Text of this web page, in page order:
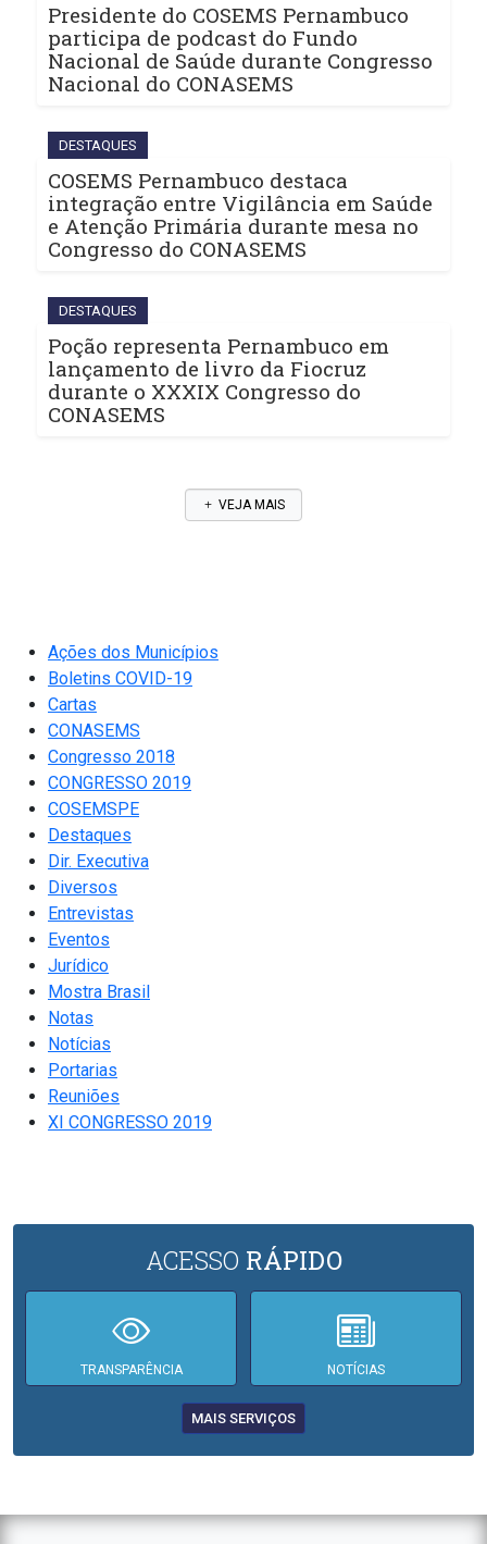
Presidente do COSEMS Pernambuco
participa de podcast do Fundo
Nacional de Saúde durante Congresso
Nacional do CONASEMS
DESTAQUES
COSEMS Pernambuco destaca
integração entre Vigilância em Saúde
e Atenção Primária durante mesa no
Congresso do CONASEMS
DESTAQUES
Poção representa Pernambuco em
lançamento de livro da Fiocruz
durante o XXXIX Congresso do
CONASEMS
VEJA MAIS
Ações dos Municípios
Boletins COVID-19
Cartas
CONASEMS
Congresso 2018
CONGRESSO 2019
COSEMSPE
Destaques
Dir. Executiva
Diversos
Entrevistas
Eventos
Jurídico
Mostra Brasil
Notas
Notícias
Portarias
Reuniões
XI CONGRESSO 2019
ACESSO RÁPIDO
TRANSPARÊNCIA NOTÍCIAS
MAIS SERVIÇOS